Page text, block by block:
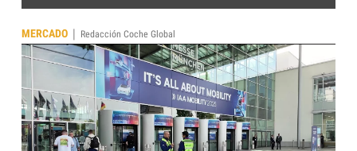
MERCADO | Redacción Coche Global